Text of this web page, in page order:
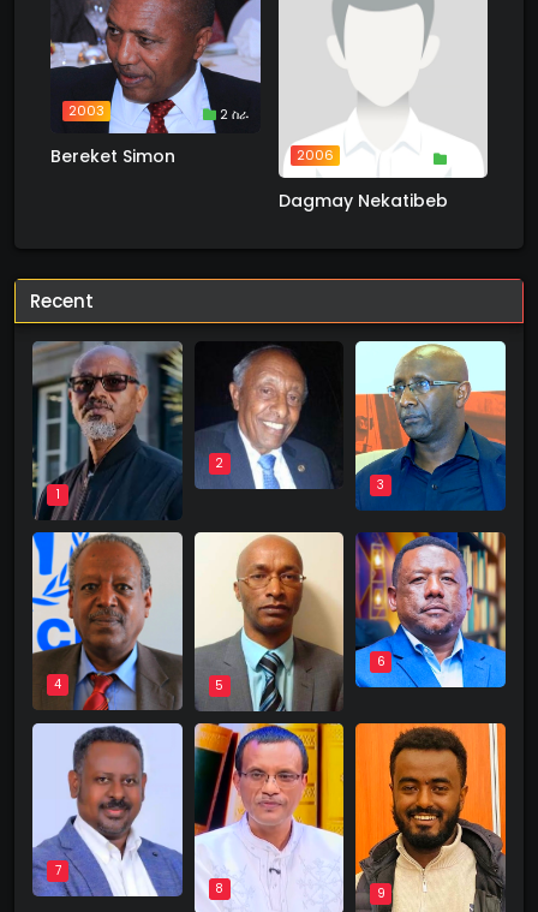
2003 2 ስራ
Bereket Simon 2006
Dagmay Nekatibeb
Recent
1
2
3
4 5
6
7
8
9